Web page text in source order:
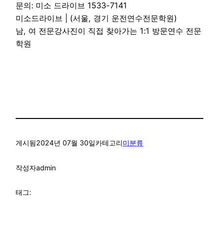
문의: 미소 드라이브 1533-7141
미소드라이브 | (서울, 경기 운전연수전문학원)
남, 여 전문강사진이 직접 찾아가는 1:1 방문연수 전문
학원
게시됨2024년 07월 30일카테고리미분류
작성자admin
태그: